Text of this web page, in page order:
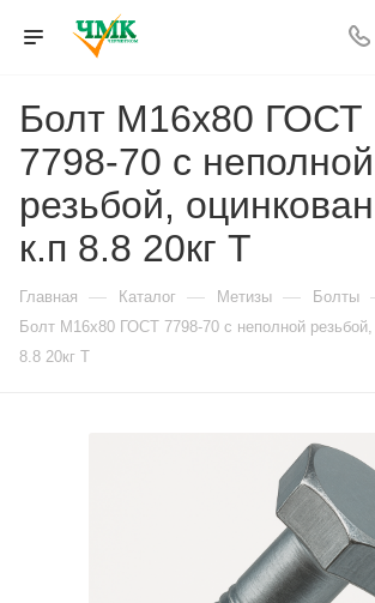
Болт М16x80 ГОСТ
7798-70 с неполной
резьбой,
к.п 8.8 20кг Т
Главная — Каталог — Метизы — Болты
Болт М16x80 ГОСТ 7798-70 с неполной резьбой,
8.8 20кг Т